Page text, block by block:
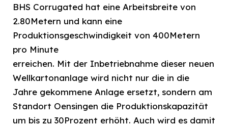
BHS Corrugated hat eine Arbeitsbreite von
2.80Metern und kann eine
Produktionsgeschwindigkeit von 400Metern
pro Minute
erreichen. Mit der Inbetriebnahme dieser neuen
Wellkartonanlage wird nicht nur die in die
Jahre gekommene Anlage ersetzt, sondern am
Standort Oensingen die Produktionskapazität
um bis zu 30Prozent erhöht. Auch wird es damit